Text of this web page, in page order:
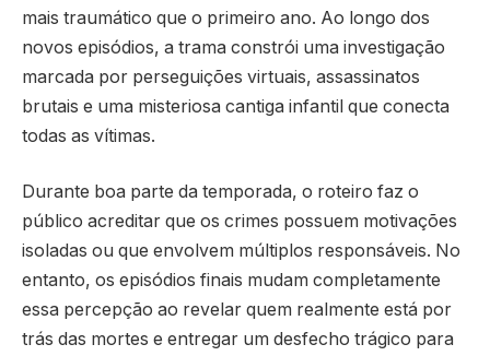
mais traumático que o primeiro ano. Ao longo dos
novos episódios, a trama constrói uma investigação
marcada por perseguições virtuais, assassinatos
brutais e uma misteriosa cantiga infantil que conecta
todas as vítimas.
Durante boa parte da temporada, o roteiro faz o
público acreditar que os crimes possuem motivações
isoladas ou que envolvem múltiplos responsáveis. No
entanto, os episódios finais mudam completamente
essa percepção ao revelar quem realmente está por
trás das mortes e entregar um desfecho trágico para